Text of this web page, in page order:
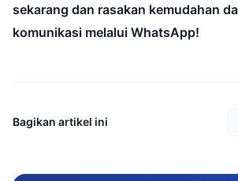
sekarang dan rasakan kemudahan
komunikasi melalui WhatsApp!
Bagikan artikel ini